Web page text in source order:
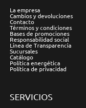
La empresa
Cambios y devoluciones
Contacto
Términos y condiciones
Bases de promociones
Responsabilidad social
Línea de Transparencia
Sucursales
Catálogo
Política energética
Política de privacidad
SERVICIOS